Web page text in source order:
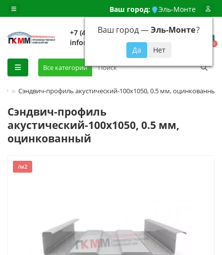
Ваш город: Эль-Монте
Ваш город —Эль-Монте?
+7 (499) 648-92-94
info@evroshtaketnikmoskva.ru
0
Все категории
Сэндвич-профиль акустический-100х1050, 0.5 мм, оцинкованный
Сэндвич-профиль
акустический-100х1050, 0.5 мм,
оцинкованный
/м2